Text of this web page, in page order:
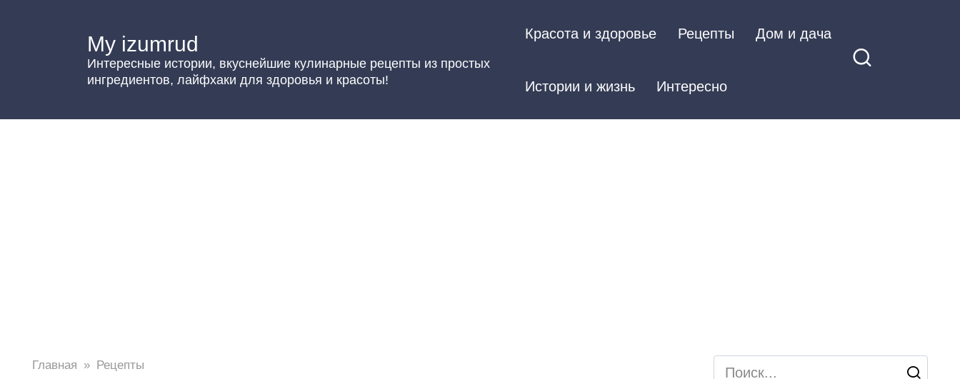
My izumrud
Интересные истории, вкуснейшие кулинарные рецепты из простых
ингредиентов, лайфхаки для здоровья и красоты!
Красота и здоровье Рецепты Дом и дача
Истории и жизнь Интересно
Главная » Рецепты
Search